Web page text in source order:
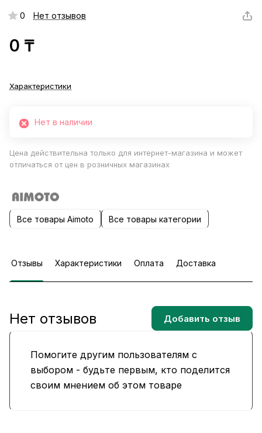
0 Нет отзывов
0 ₸
Характеристики
Нет в наличии
Цена действительна только для интернет-магазина и может
отличаться от цен в розничных магазинах
Все товары Aimoto Все товары категории
Отзывы Характеристики Оплата Доставка
Помогите другим пользователям с
выбором - будьте первым, кто поделится
своим мнением об этом товаре
Нет отзывов Добавить отзыв